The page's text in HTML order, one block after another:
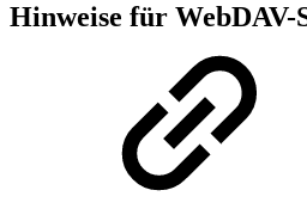
Hinweise für WebDAV-